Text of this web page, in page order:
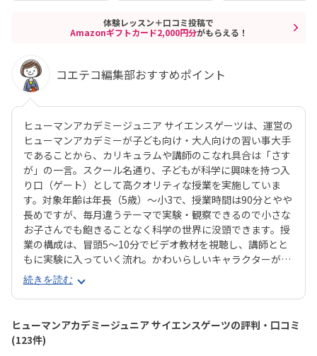
体験レッスン＋口コミ投稿で
Amazonギフトカード2,000円分がもらえる！
コエテコ編集部おすすめポイント
ヒューマンアカデミージュニア サイエンスゲーツは、運営の
ヒューマンアカデミーが子ども向け・大人向けの習い事大手
であることから、カリキュラムや講師のこなれ具合は「さす
が」の一言。スクール名通り、子どもが科学に興味を持つ入
り口（ゲート）として高クオリティな授業を実施していま
す。対象年齢は年長（5歳）〜小3で、授業時間は90分とやや
長めですが、毎月違うテーマで実験・観察できるので小さな
お子さんでも飽きることなく科学の世界に没頭できます。授
業の構成は、冒頭5〜10分でビデオ教材を視聴し、講師とと
もに実験に入っていく流れ。かわいらしいキャラクターが登
場するビデオ教材で子どもの興味をじゅうぶんに引き出して
から実験に移っていくことで、より科学の世界にのめり込ん
でいけそうですね。扱う実験はどれも安全性の高いものです
が、授業ではオリジナルの白衣・安全メガネをしっかり着
用。ただの遊びや体験イベントにとどまらない、「まじめに
実験に取り組む姿勢」を育みます。「市販の実験キットは買
続きを読む
ヒューマンアカデミージュニア サイエンスゲーツの評判・口コミ
(123件)